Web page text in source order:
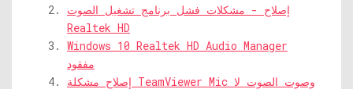
إصلاح - مشكلات فشل برنامج تشغيل الصوت
Realtek HD
Windows 10 Realtek HD Audio Manager
مفقود
إصلاح مشكلة TeamViewer Mic وصوت الصوت لا